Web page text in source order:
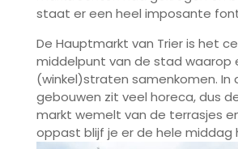
staat er een heel imposante
De Hauptmarkt van Trier is het
middelpunt van de stad waarop
(winkel)straten samenkomen. In
gebouwen zit veel horeca, dus
markt wemelt van de terrasjes
oppast blijf je er de hele middag